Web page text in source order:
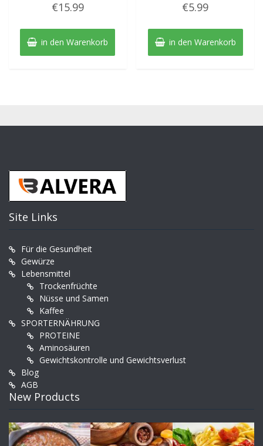
mit
5
€15.99
in den Warenkorb
mit
5
€5.99
in den Warenkorb
Site Links
Für die Gesundheit
Gewürze
Lebensmittel
Trockenfrüchte
Nüsse und Samen
Kaffee
SPORTERNÄHRUNG
PROTEINE
Aminosäuren
Gewichtskontrolle und Gewichtsverlust
Blog
AGB
New Products